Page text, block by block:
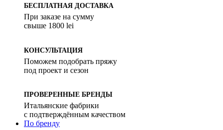
БЕСПЛАТНАЯ ДОСТАВКА
При заказе на сумму
свыше 1800 lei
КОНСУЛЬТАЦИЯ
Поможем подобрать пряжу
под проект и сезон
ПРОВЕРЕННЫЕ БРЕНДЫ
Итальянские фабрики
с подтверждённым качеством
По бренду